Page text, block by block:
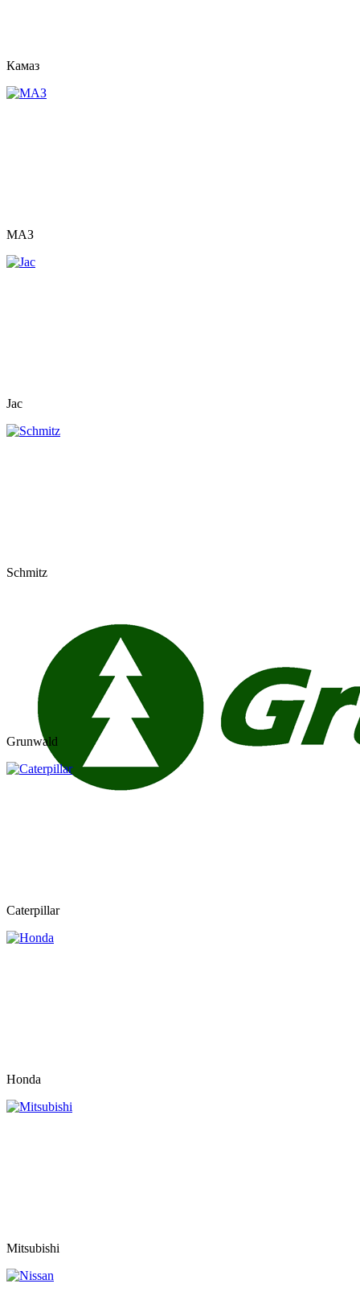
Камаз
МАЗ
Jac
Schmitz
Grunwald
Caterpillar
Honda
Mitsubishi